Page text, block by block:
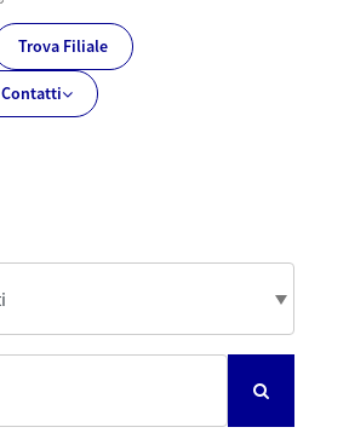
Trova Filiale
Contatti